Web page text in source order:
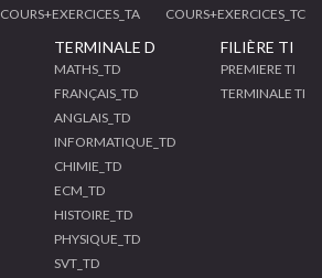
COURS+EXERCICES_TA
COURS+EXERCICES_TC
TERMINALE D
MATHS_TD
FRANÇAIS_TD
ANGLAIS_TD
INFORMATIQUE_TD
CHIMIE_TD
ECM_TD
HISTOIRE_TD
PHYSIQUE_TD
SVT_TD
FILIÈRE TI
PREMIERE TI
TERMINALE TI